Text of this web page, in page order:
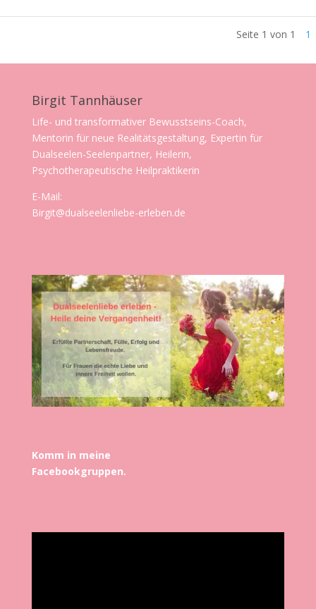
Seite 1 von 1 1
Birgit Tannhäuser
Life- und transformativer Bewusstseins-Coach,
Mentorin für neue Realitätsgestaltung, Expertin für
Dualseelen-Seelenpartner, Heilerin,
Psychotherapeutische Heilpraktikerin
E-Mail:
Birgit@dualseelenliebe-erleben.de
Komm in meine
Facebookgruppen.